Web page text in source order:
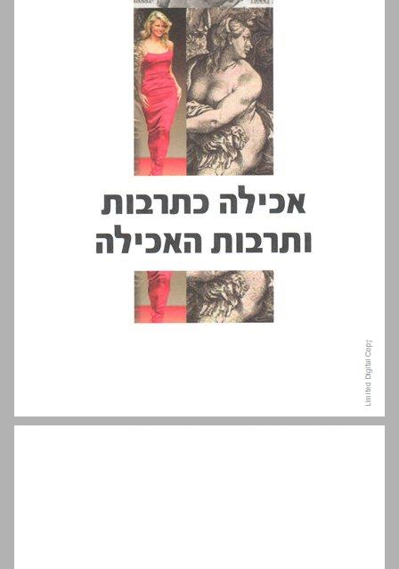
תרבות אכילה ... 13